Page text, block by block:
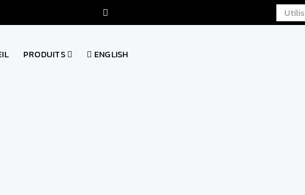
PRODUITS ENGLISH